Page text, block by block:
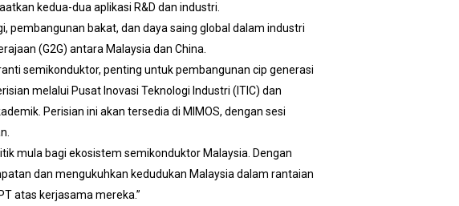
kedua-dua aplikasi R&D dan industri.
pembangunan bakat, dan daya saing global dalam industri
(G2G) antara Malaysia dan China.
semikonduktor, penting untuk pembangunan cip generasi
melalui Pusat Inovasi Teknologi Industri (ITIC) dan
Perisian ini akan tersedia di MIMOS, dengan sesi
mula bagi ekosistem semikonduktor Malaysia. Dengan
dan mengukuhkan kedudukan Malaysia dalam rantaian
atas kerjasama mereka.”